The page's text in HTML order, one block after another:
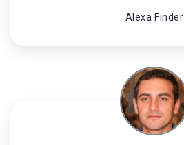
Alexa Finder